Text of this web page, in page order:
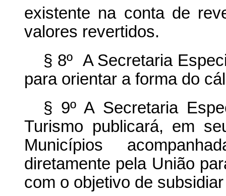
existente na conta de
valores revertidos.
§ 8º A Secretaria
para orientar a forma do
§ 9º A Secretaria
Turismo publicará, em
Municípios
diretamente pela União
com o objetivo de